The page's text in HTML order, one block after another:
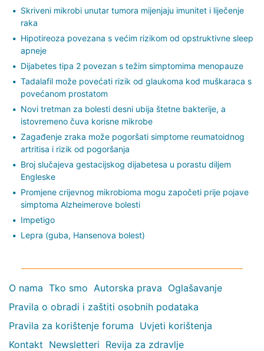
Skriveni mikrobi unutar tumora mijenjaju imunitet i liječenje
raka
Hipotireoza povezana s većim rizikom od opstruktivne sleep
apneje
Dijabetes tipa 2 povezan s težim simptomima menopauze
Tadalafil može povećati rizik od glaukoma kod muškaraca s
povećanom prostatom
Novi tretman za bolesti desni ubija štetne bakterije, a
istovremeno čuva korisne mikrobe
Zagađenje zraka može pogoršati simptome reumatoidnog
artritisa i rizik od pogoršanja
Broj slučajeva gestacijskog dijabetesa u porastu diljem
Engleske
Promjene crijevnog mikrobioma mogu započeti prije pojave
simptoma Alzheimerove bolesti
Impetigo
Lepra (guba, Hansenova bolest)
O nama Tko smo Autorska prava Oglašavanje
Pravila o obradi i zaštiti osobnih podataka
Pravila za korištenje foruma Uvjeti korištenja
Kontakt Newsletteri Revija za zdravlje